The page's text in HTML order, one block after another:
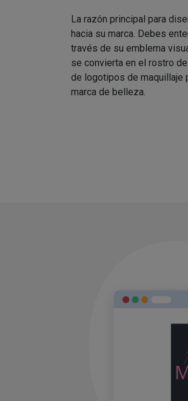
La razón principal para
hacia su marca. Debes
través de su emblema
se convierta en el rostro
de logotipos de maquillaje
marca de belleza.